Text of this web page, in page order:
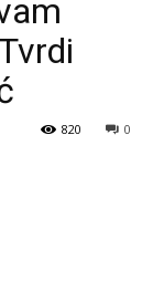
0
820